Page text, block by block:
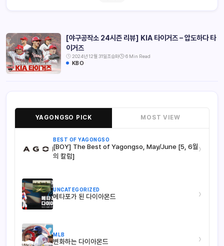
[야구공작소 24시즌 리뷰] KIA 타이거즈 – 압도하다 타
이거즈
2024년 12월 31일조승화 6 Min Read
KBO
YAGONGSO PICK MOST VIEW
BEST OF YAGONGSO
[BOY] The Best of Yagongso, May/June [5, 6월
의 칼럼]
›
UNCATEGORIZED
메타포가 된 다이아몬드 ›
MLB
변화하는 다이아몬드 ›